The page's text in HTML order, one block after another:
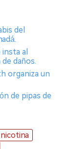
del
al
daños.
organiza un
de pipas de